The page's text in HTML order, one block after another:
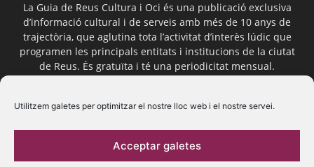
Utilitzem galetes per optimitzar el nostre lloc web i el nostre servei.
Acceptar galetes
La Guia de Reus Cultura i Oci és una publicació exclusiva
d’informació cultural i de serveis amb més de 10 anys de
trajectòria, que aglutina tota l’activitat d’interès lúdic que
programen les principals entitats i institucions de la ciutat
de Reus. És gratuïta i té una periodicitat mensual.
Segueix-nos